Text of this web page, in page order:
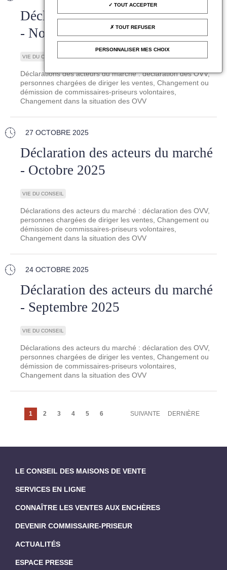
Déclaration des acteurs du marché
- Novembre 2025
VIE DU CONSEIL
Déclarations des acteurs du marché : déclaration des OVV,
personnes chargées de diriger les ventes, Changement ou
démission de commissaires-priseurs volontaires,
Changement dans la situation des OVV
27 OCTOBRE 2025
Déclaration des acteurs du marché
- Octobre 2025
VIE DU CONSEIL
Déclarations des acteurs du marché : déclaration des OVV,
personnes chargées de diriger les ventes, Changement ou
démission de commissaires-priseurs volontaires,
Changement dans la situation des OVV
24 OCTOBRE 2025
Déclaration des acteurs du marché
- Septembre 2025
VIE DU CONSEIL
Déclarations des acteurs du marché : déclaration des OVV,
personnes chargées de diriger les ventes, Changement ou
démission de commissaires-priseurs volontaires,
Changement dans la situation des OVV
PaginationPage
courante
1 Page
2 Page
3 Page
4 Page
5 Page
6
PAGE
SUIVANTE
DERNIÈRE
DERNIÈRE
LE CONSEIL DES MAISONS DE VENTE
SERVICES EN LIGNE
CONNAÎTRE LES VENTES AUX ENCHÈRES
DEVENIR COMMISSAIRE-PRISEUR
ACTUALITÉS
ESPACE PRESSE
TOUT ACCEPTER
TOUT REFUSER
PERSONNALISER MES CHOIX